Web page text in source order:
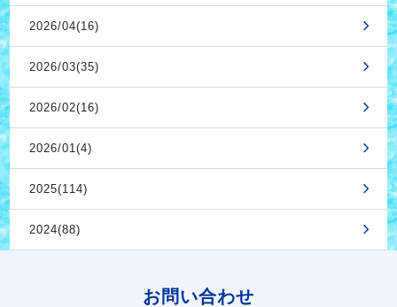
2026/04(16)
2026/03(35)
2026/02(16)
2026/01(4)
2025(114)
2024(88)
お問い合わせ